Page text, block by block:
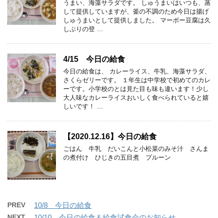
うまい、海藻サラダです。 しゅうまいはいつも、蒸
して提供していますが、釜の不調のため今日は揚げ
しゅうまいとして提供しました。 マーボー豆腐は久
しぶりの登 …
4/15 今日の給食
今日の給食は、 カレーライス、牛乳、海藻サラダ、
さくらゼリーです。 １年生は中学校で初めてのカレ
ーです。小学校のとは見た目も味も違います！少し
大人味なカレーライスおいしく食べられていると嬉
しいです！ …
【2020.12.16】今日の給食
ごはん 牛乳 だいこんと小松菜のみそ汁 さんま
の煮付け ひじきの五目煮 プルーン
PREV 10/8 今日の給食